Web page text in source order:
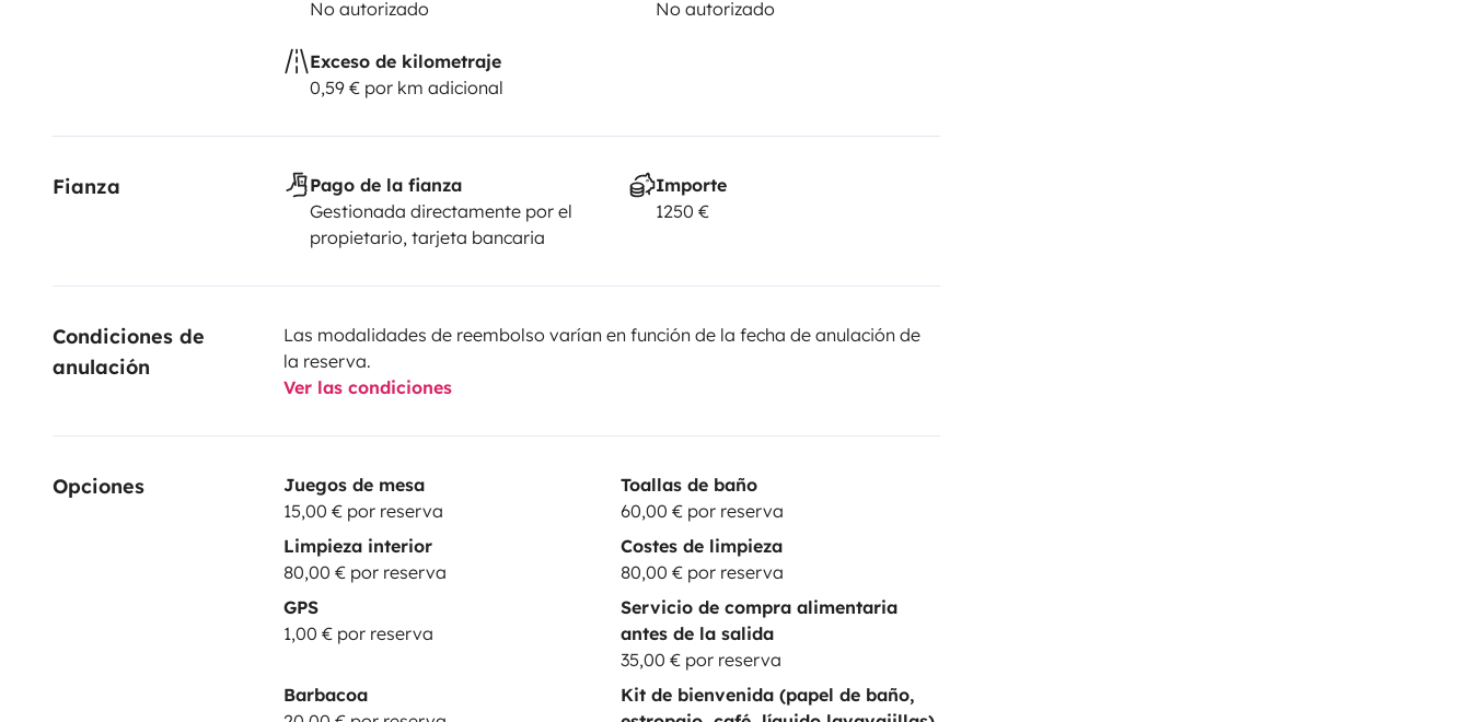
No autorizado
No autorizado
Exceso de kilometraje
0,59 € por km adicional
Fianza
Pago de la fianza
Gestionada directamente por el
propietario, tarjeta bancaria
Importe
1250 €
Condiciones de
anulación
Las modalidades de reembolso varían en función de la fecha de anulación de
la reserva.
Ver las condiciones
Opciones
Juegos de mesa
15,00 € por reserva
Toallas de baño
60,00 € por reserva
Limpieza interior
80,00 € por reserva
Costes de limpieza
80,00 € por reserva
GPS
1,00 € por reserva
Servicio de compra alimentaria
antes de la salida
35,00 € por reserva
Barbacoa
Kit de bienvenida (papel de baño,